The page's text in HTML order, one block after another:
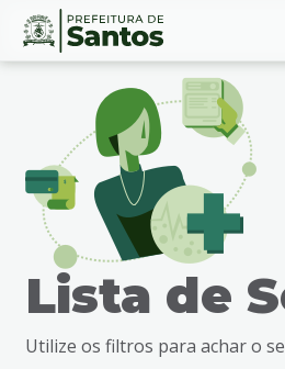
Ir
busca
Conteúdo
Lista de
Utilize os filtros para achar o